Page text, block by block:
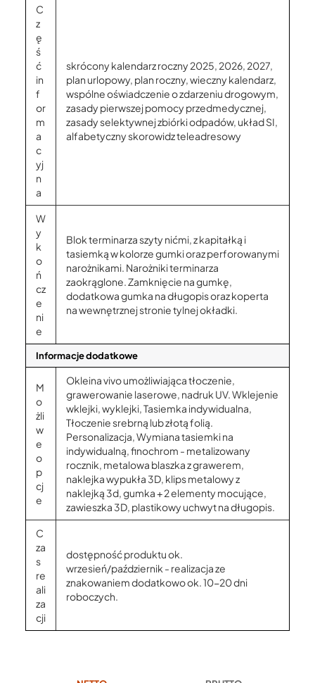
C
z
ę
ś
ć
in
f
or
m
a
c
yj
n
a
skrócony kalendarz roczny 2025, 2026, 2027,
plan urlopowy, plan roczny, wieczny kalendarz,
wspólne oświadczenie o zdarzeniu drogowym,
zasady pierwszej pomocy przedmedycznej,
zasady selektywnej zbiórki odpadów, układ SI,
alfabetyczny skorowidz teleadresowy
W
y
k
o
ń
cz
e
ni
e
Blok terminarza szyty nićmi, z kapitałką i
tasiemką w kolorze gumki oraz perforowanymi
narożnikami. Narożniki terminarza
zaokrąglone. Zamknięcie na gumkę,
dodatkowa gumka na długopis oraz koperta
na wewnętrznej stronie tylnej okładki.
Informacje dodatkowe
M
o
żli
w
e
o
p
cj
e
Okleina vivo umożliwiająca tłoczenie,
grawerowanie laserowe, nadruk UV. Wklejenie
wklejki, wyklejki, Tasiemka indywidualna,
Tłoczenie srebrną lub złotą folią.
Personalizacja, Wymiana tasiemki na
indywidualną, finochrom - metalizowany
rocznik, metalowa blaszka z grawerem,
naklejka wypukła 3D, klips metalowy z
naklejką 3d, gumka + 2 elementy mocujące,
zawieszka 3D, plastikowy uchwyt na długopis.
C
za
s
re
ali
za
cji
dostępność produktu ok.
wrzesień/październik - realizacja ze
znakowaniem dodatkowo ok. 10-20 dni
roboczych.